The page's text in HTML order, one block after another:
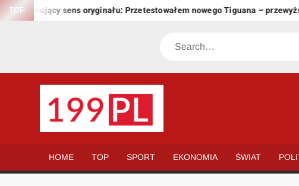
Skip
TOP sens oryginału: Przetestowałem nowego Tiguana – przewyższył
Search
świat
HOME TOP SPORT EKONOMIA ŚWIAT